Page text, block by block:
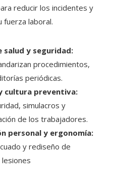
reducir los incidentes y
fuerza laboral.
salud y seguridad:
procedimientos,
periódicas.
cultura preventiva:
simulacros y
de los trabajadores.
personal y ergonomía:
y rediseño de